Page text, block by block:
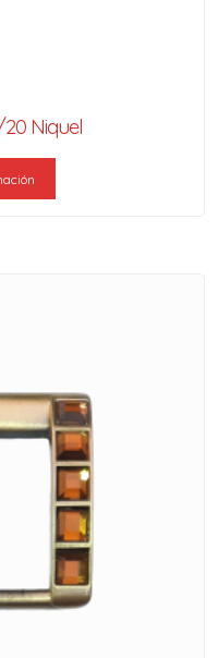
Niquel